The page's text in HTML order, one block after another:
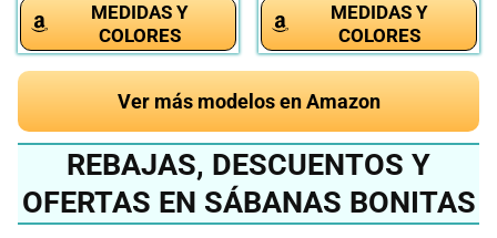
MEDIDAS Y
COLORES
MEDIDAS Y
COLORES
Ver más modelos en Amazon
REBAJAS, DESCUENTOS Y
OFERTAS EN SÁBANAS BONITAS